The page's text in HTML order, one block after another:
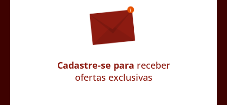
Cadastre-se para receber
ofertas exclusivas